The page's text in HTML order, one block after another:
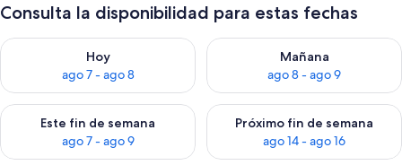
Consulta la disponibilidad para estas fechas
Hoy
ago 7 - ago 8
Consulta la disponibilidad para hoy ago 7 - ago 8
Mañana
ago 8 - ago 9
Consulta la disponibilidad
Este fin de semana
ago 7 - ago 9
Consulta la disponibilidad para este fin de semana ago 7 -
Próximo fin de semana
ago 14 - ago 16
Consulta la disponibilidad